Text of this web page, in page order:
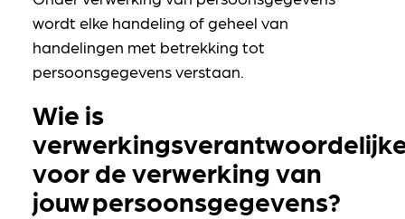
wordt elke handeling of geheel van
handelingen met betrekking tot
persoonsgegevens verstaan.
Wie is
voor de verwerking van
jouw persoonsgegevens?